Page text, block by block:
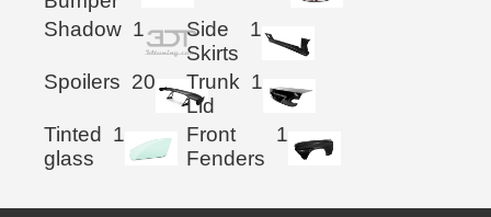
Shadow 1
Side
Skirts
1
Spoilers 20
Trunk
Lid
1
Tinted
glass
1
Front
Fenders
1